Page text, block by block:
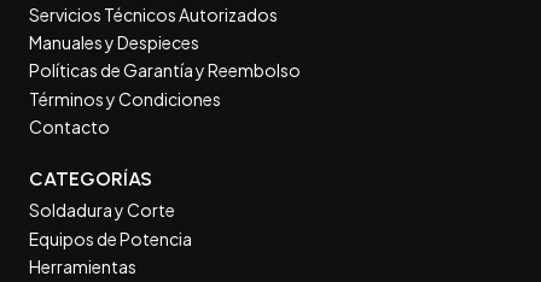
Servicios Técnicos Autorizados
Manuales y Despieces
Políticas de Garantía y Reembolso
Términos y Condiciones
Contacto
CATEGORÍAS
Soldadura y Corte
Equipos de Potencia
Herramientas